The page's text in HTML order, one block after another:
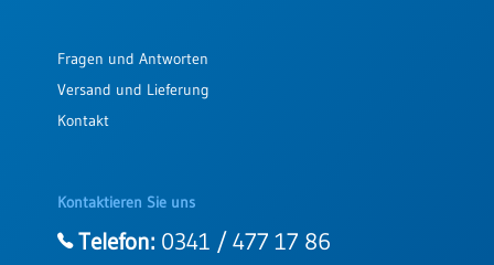
Fragen und Antworten
Versand und Lieferung
Kontakt
Kontaktieren Sie uns
Telefon: 0341 / 477 17 86